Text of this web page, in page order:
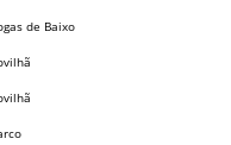
de Baixo